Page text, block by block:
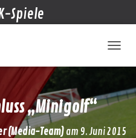
Spiele
„Minigolf“
(Media-Team) am 9. Juni 2015